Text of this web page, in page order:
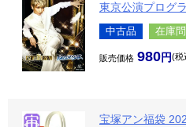
東京公演プログ
中古品 在庫
販売価格 980 税
宝塚アン福袋